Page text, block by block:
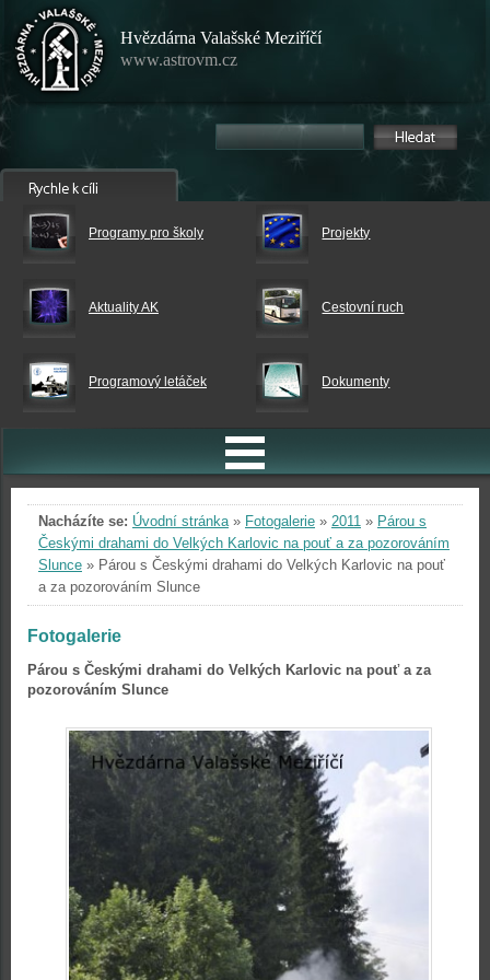
Hvězdárna Valašské Meziříčí
www.astrovm.cz
Programy pro školy Projekty
Aktuality AK Cestovní ruch
Programový letáček Dokumenty
Nacházíte se: Úvodní stránka» Fotogalerie » 2011 » Párou s
Českými drahami do Velkých Karlovic na pouť a za pozorováním
Slunce » Párou s Českými drahami do Velkých Karlovic na pouť
a za pozorováním Slunce
Fotogalerie
Párou s Českými drahami do Velkých Karlovic na pouť a za
pozorováním Slunce